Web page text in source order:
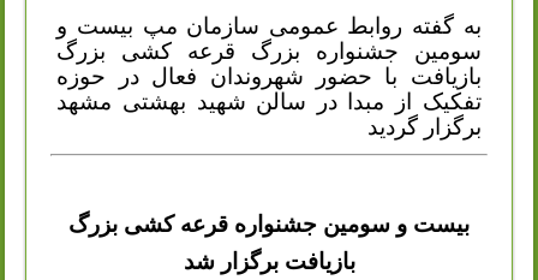
به گفته روابط عمومی سازمان مپ بیست و
سومین جشنواره بزرگ قرعه کشی بزرگ
بازیافت با حضور شهروندان فعال در حوزه
تفکیک از مبدا در سالن شهید بهشتی مشهد
برگزار گردید
بیست و سومین جشنواره قرعه کشی بزرگ
بازیافت برگزار شد